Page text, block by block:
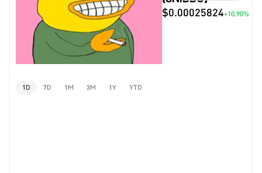
$0.00025824+10.90%
1D 7D 1M 3M 1Y YTD